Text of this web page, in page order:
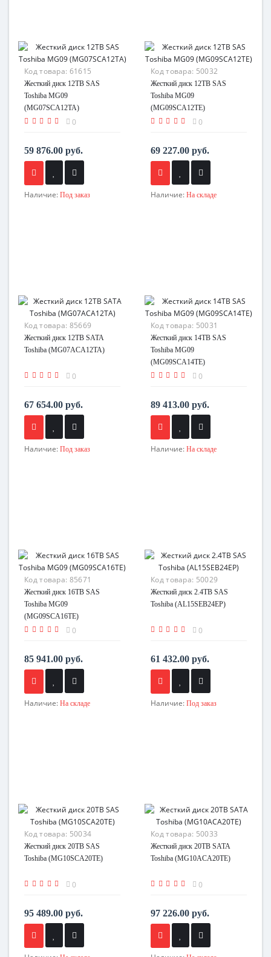
Код товара: 61615
Жесткий диск 12TB SAS
Toshiba MG09
(MG07SCA12TA)
0
59 876.00 руб.
Наличие: Под заказ
Код товара: 50032
Жесткий диск 12TB SAS
Toshiba MG09
(MG09SCA12TE)
0
69 227.00 руб.
Наличие: На складе
Код товара: 85669
Жесткий диск 12TB SATA
Toshiba (MG07ACA12TA)
0
67 654.00 руб.
Наличие: Под заказ
Код товара: 50031
Жесткий диск 14TB SAS
Toshiba MG09
(MG09SCA14TE)
0
89 413.00 руб.
Наличие: На складе
Код товара: 85671
Жесткий диск 16TB SAS
Toshiba MG09
(MG09SCA16TE)
0
85 941.00 руб.
Наличие: На складе
Код товара: 50029
Жесткий диск 2.4TB SAS
Toshiba (AL15SEB24EP)
0
61 432.00 руб.
Наличие: Под заказ
Код товара: 50034
Жесткий диск 20TB SAS
Toshiba (MG10SCA20TE)
0
95 489.00 руб.
Код товара: 50033
Жесткий диск 20TB SATA
Toshiba (MG10ACA20TE)
0
97 226.00 руб.